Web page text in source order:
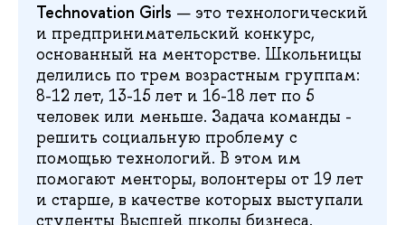
Technovation Girls — это технологический
и предпринимательский конкурс,
основанный на менторстве. Школьницы
делились по трем возрастным группам:
8-12 лет, 13-15 лет и 16-18 лет по 5
человек или меньше. Задача команды -
решить социальную проблему с
помощью технологий. В этом им
помогают менторы, волонтеры от 19 лет
и старше, в качестве которых выступали
студенты Высшей школы бизнеса.